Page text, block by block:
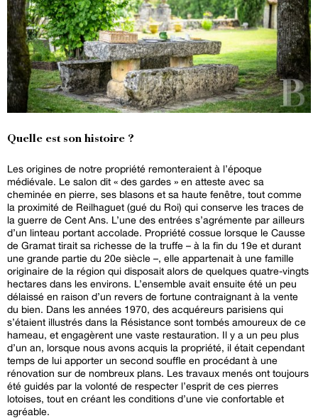
Quelle est son histoire ?
Les origines de notre propriété remonteraient à l’époque
médiévale. Le salon dit « des gardes » en atteste avec sa
cheminée en pierre, ses blasons et sa haute fenêtre, tout comme
la proximité de Reilhaguet (gué du Roi) qui conserve les traces de
la guerre de Cent Ans. L’une des entrées s’agrémente par ailleurs
d’un linteau portant accolade. Propriété cossue lorsque le Causse
de Gramat tirait sa richesse de la truffe – à la fin du 19e et durant
une grande partie du 20e siècle –, elle appartenait à une famille
originaire de la région qui disposait alors de quelques quatre-vingts
hectares dans les environs. L’ensemble avait ensuite été un peu
délaissé en raison d’un revers de fortune contraignant à la vente
du bien. Dans les années 1970, des acquéreurs parisiens qui
s’étaient illustrés dans la Résistance sont tombés amoureux de ce
hameau, et engagèrent une vaste restauration. Il y a un peu plus
d’un an, lorsque nous avons acquis la propriété, il était cependant
temps de lui apporter un second souffle en procédant à une
rénovation sur de nombreux plans. Les travaux menés ont toujours
été guidés par la volonté de respecter l’esprit de ces pierres
lotoises, tout en créant les conditions d’une vie confortable et
agréable.